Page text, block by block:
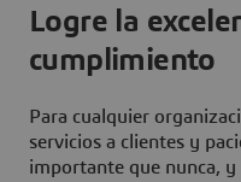
Logre la
cumplimiento
Para cualquier
servicios a clientes y
importante que nunca,